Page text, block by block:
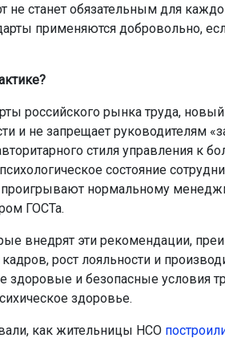
не станет обязательным для
применяются добровольно,
российского рынка труда,
и не запрещает руководителям
стиля управления к
состояние
проигрывают нормальному
ГОСТа.
внедрят эти рекомендации,
рост лояльности и
здоровые и безопасные условия
здоровье.
как жительницы НСО